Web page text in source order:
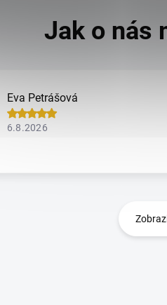
Eva Petrášová
6.8.2026